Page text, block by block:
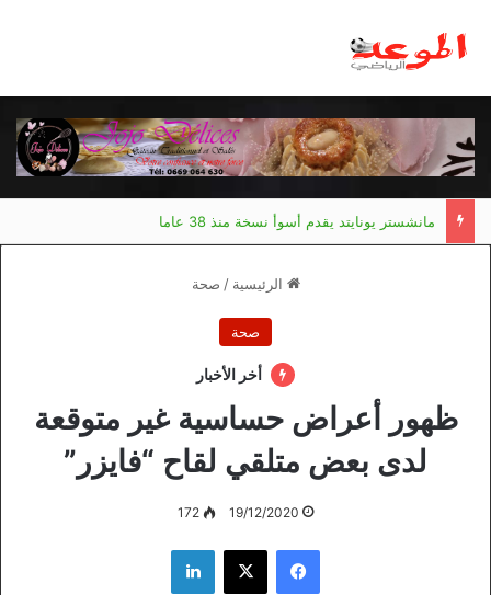
مانشستر يونايتد يقدم أسوأ نسخة منذ 38 عاما
الرئيسية / صحة
صحة
أخر الأخبار
ظهور أعراض حساسية غير متوقعة
لدى بعض متلقي لقاح “فايزر”
19/12/2020
172
فيسبوك ‫X لينكدإن